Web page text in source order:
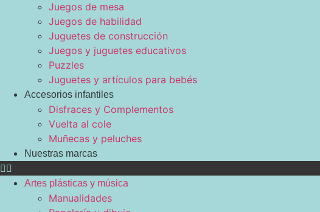
Juegos de mesa
Juegos de habilidad
Juguetes de construcción
Juegos y juguetes educativos
Puzzles
Juguetes y artículos para bebés
Accesorios infantiles
Disfraces y Complementos
Vuelta al cole
Muñecas y peluches
Nuestras marcas
Artes plásticas y música
Manualidades